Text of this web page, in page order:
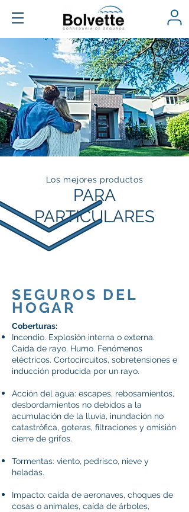
Los mejores productos
PARA
PARTICULARES
SEGUROS DEL
HOGAR
Coberturas:
Incendio. Explosión interna o externa.
Caída de rayo. Humo. Fenómenos
eléctricos. Cortocircuitos, sobretensiones e
inducción producida por un rayo.
Acción del agua: escapes, rebosamientos,
desbordamientos no debidos a la
acumulación de la lluvia, inundación no
catastrófica, goteras, filtraciones y omisión
cierre de grifos.
Tormentas: viento, pedrisco, nieve y
heladas.
Impacto: caída de aeronaves, choques de
cosas o animales, caída de árboles,